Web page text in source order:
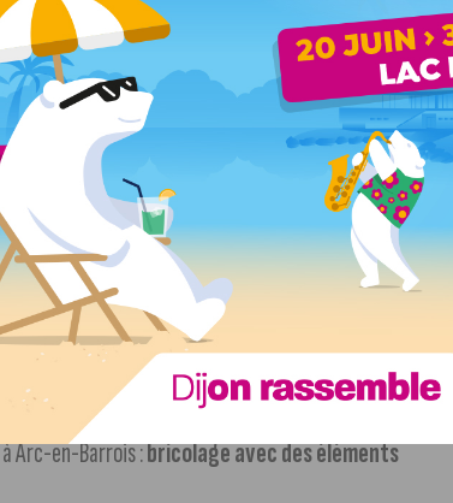
national de forêts – Maison de la Forêt à Leuglay :
sur-Seine :
« enquête policière nature »
de Vénus – Bay-sur-Aube :
fabrication de
: veillée contée sur la « sorcellerie, la magie et
la Grande Réserve à Villiers-le-Duc :découverte des
Arc-en-Barrois :bricolage avec des éléments